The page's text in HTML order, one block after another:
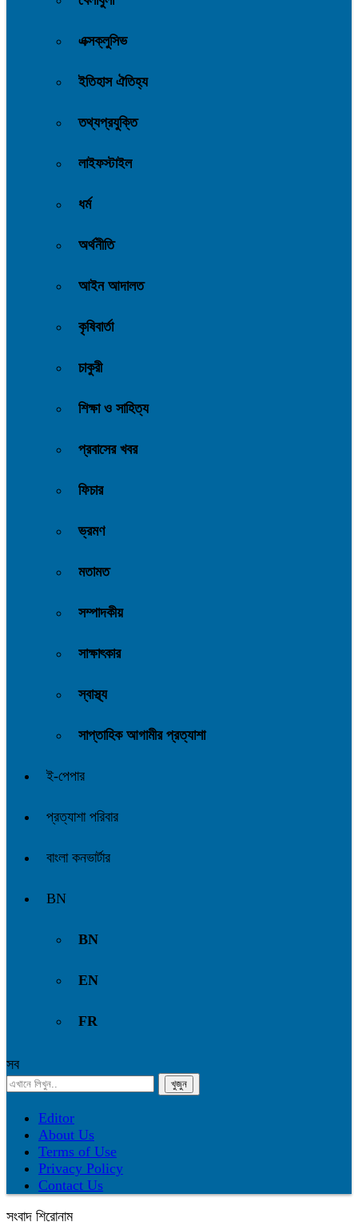
এক্সক্লুসিভ
ইতিহাস ঐতিহ্য
তথ্যপ্রযুক্তি
লাইফস্টাইল
ধর্ম
অর্থনীতি
আইন আদালত
কৃষিবার্তা
চাকুরী
শিক্ষা ও সাহিত্য
প্রবাসের খবর
ফিচার
ভ্রমণ
মতামত
সম্পাদকীয়
সাক্ষাৎকার
স্বাস্থ্য
সাপ্তাহিক আগামীর প্রত্যাশা
ই-পেপার
প্রত্যাশা পরিবার
বাংলা কনভার্টার
BN
BN
EN
FR
সব
Editor
About Us
Terms of Use
Privacy Policy
Contact Us
সংবাদ শিরোনাম